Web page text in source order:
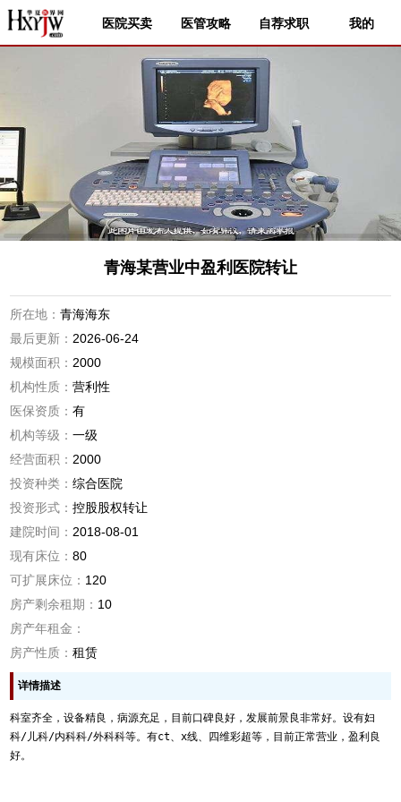
医院买卖 医管攻略 自荐求职 我的
青海某营业中盈利医院转让
所在地：青海海东
最后更新： 2026-06-24
规模面积： 2000
机构性质：营利性
医保资质：有
机构等级：一级
经营面积： 2000
投资种类：综合医院
投资形式：控股股权转让
建院时间： 2018-08-01
现有床位：80
可扩展床位： 120
房产剩余租期： 10
房产年租金：
房产性质：租赁
详情描述
科室齐全，设备精良，病源充足，目前口碑良好，发展前景良非常好。设有妇
科/儿科/内科科/外科科等。有ct、x线、四维彩超等，目前正常营业，盈利良
好。